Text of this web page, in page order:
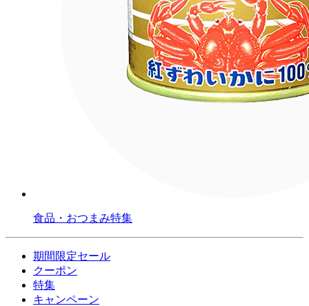
食品・おつまみ特集
期間限定セール
クーポン
特集
キャンペーン